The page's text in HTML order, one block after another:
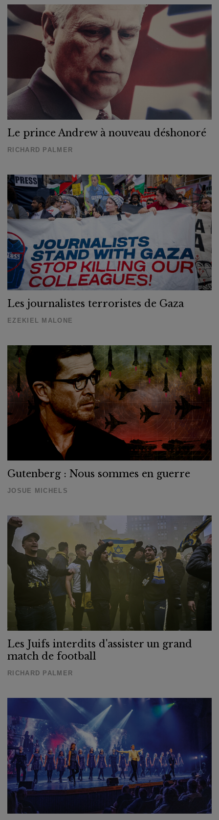
Le prince Andrew à nouveau déshonoré
RICHARD PALMER
Les journalistes terroristes de Gaza
EZEKIEL MALONE
Gutenberg : Nous sommes en guerre
JOSUE MICHELS
Les Juifs interdits d'assister un grand
match de football
RICHARD PALMER